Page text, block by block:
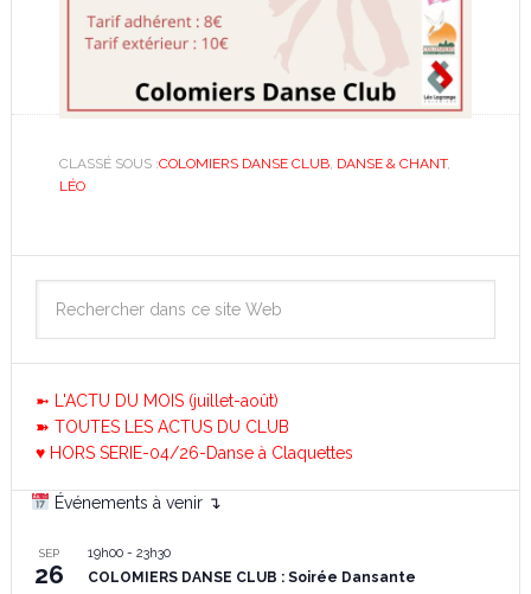
CLASSÉ SOUS :COLOMIERS DANSE CLUB, DANSE & CHANT,
LÉO
➼ L'ACTU DU MOIS (juillet-août)
➽ TOUTES LES ACTUS DU CLUB
♥ HORS SERIE-04/26-Danse à Claquettes
Événements à venir ↴
SEP
26
19h00- 23h30
COLOMIERS DANSE CLUB : Soirée Dansante